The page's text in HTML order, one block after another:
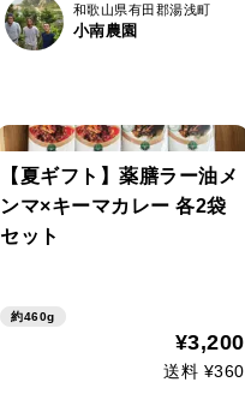
和歌山県有田郡湯浅町
小南農園
【夏ギフト】薬膳ラー油メ
ンマ×キーマカレー 各2袋
セット
約460g
¥3,200
送料 ¥360